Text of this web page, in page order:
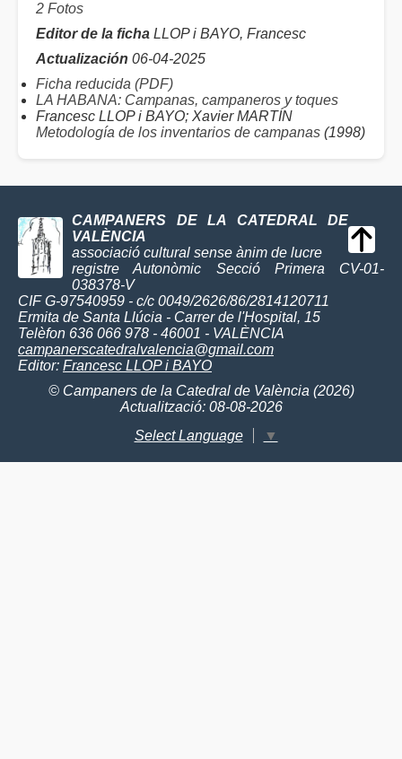
2 Fotos
Editor de la ficha LLOP i BAYO, Francesc
Actualización 06-04-2025
Ficha reducida (PDF)
LA HABANA: Campanas, campaneros y toques
Francesc LLOP i BAYO; Xavier MARTÍN
Metodología de los inventarios de campanas (1998)
CAMPANERS DE LA CATEDRAL DE
VALÈNCIA
associació cultural sense ànim de lucre
registre Autonòmic Secció Primera CV-01-
038378-V
CIF G-97540959 - c/c 0049/2626/86/2814120711
Ermita de Santa Llúcia - Carrer de l'Hospital, 15
Telèfon 636 066 978 - 46001 - VALÈNCIA
campanerscatedralvalencia@gmail.com
Editor: Francesc LLOP i BAYO
© Campaners de la Catedral de València (2026)
Actualització: 08-08-2026
Select Language
▼